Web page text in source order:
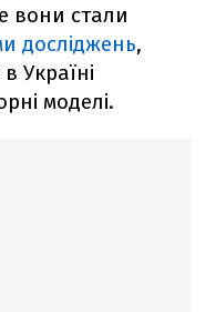
вони стали
досліджень,
Україні
моделі.